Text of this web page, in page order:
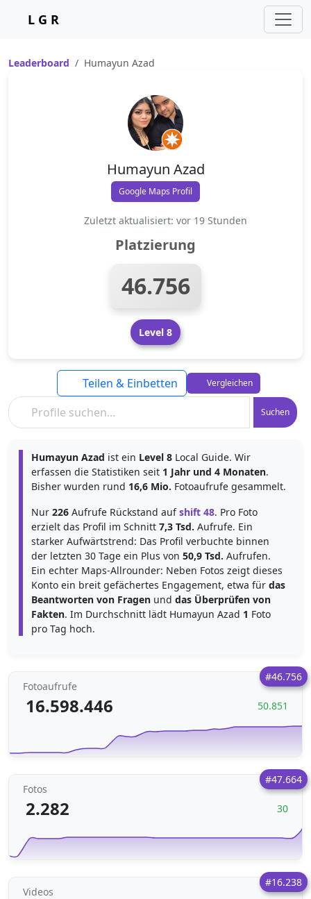
L G R
Leaderboard Humayun Azad
Humayun Azad
Google Maps Profil
Zuletzt aktualisiert: vor 19 Stunden
Platzierung
46.756
Level 8
Suchen
Teilen & Einbetten Vergleichen
Humayun Azad ist ein Level 8 Local Guide. Wir
erfassen die Statistiken seit 1 Jahr und 4 Monaten.
Bisher wurden rund 16,6 Mio. Fotoaufrufe gesammelt.
Nur 226 Aufrufe Rückstand aufshift 48. Pro Foto
erzielt das Profil im Schnitt 7,3 Tsd. Aufrufe. Ein
starker Aufwärtstrend: Das Profil verbuchte binnen
der letzten 30 Tage ein Plus von 50,9 Tsd. Aufrufen.
Ein echter Maps-Allrounder: Neben Fotos zeigt dieses
Konto ein breit gefächertes Engagement, etwa für das
Beantworten von Fragen und das Überprüfen von
Fakten. Im Durchschnitt lädt Humayun Azad 1 Foto
pro Tag hoch.
#46.756
Fotoaufrufe
16.598.446 50.851
#47.664
Fotos
2.282 30
#16.238
Videos